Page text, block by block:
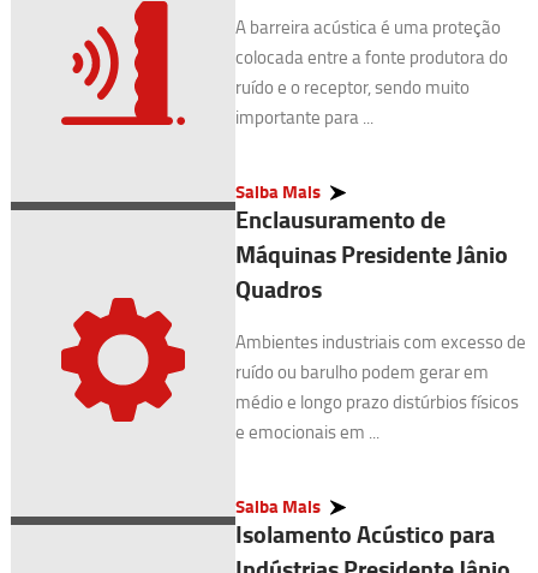
A barreira acústica é uma proteção
colocada entre a fonte produtora do
ruído e o receptor, sendo muito
importante para ...
Saiba Mais
Enclausuramento de
Máquinas Presidente Jânio
Quadros
Ambientes industriais com excesso de
ruído ou barulho podem gerar em
médio e longo prazo distúrbios físicos
e emocionais em ...
Saiba Mais
Isolamento Acústico para